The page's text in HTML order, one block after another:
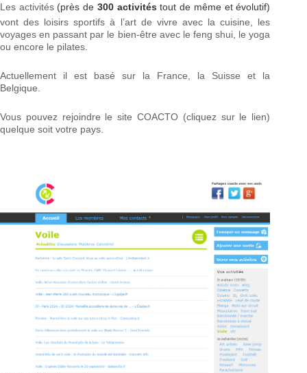
Les activités (près de 300 activités tout de même et évolutif)
vont des loisirs sportifs à l’art de vivre avec la cuisine, les
voyages en passant par le bien-être avec le feng shui, le yoga
ou encore le pilates.
Actuellement il est basé sur la France, la Suisse et la
Belgique.
Vous pouvez rejoindre le site COACTO (cliquez sur le lien)
quelque soit votre pays.